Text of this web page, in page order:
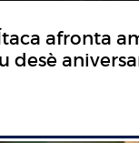
afronta
desè